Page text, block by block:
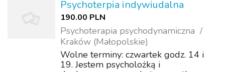
zakresu psychoterapii (z
ukierunkowaniem na terapię dzieci i
młodz...
Psychoterpia indywiudalna
190.00 PLN
Psychoterapia psychodynamiczna
Kraków (Małopolskie)
Wolne terminy: czwartek godz. 14 i
19. Jestem psycholożką i